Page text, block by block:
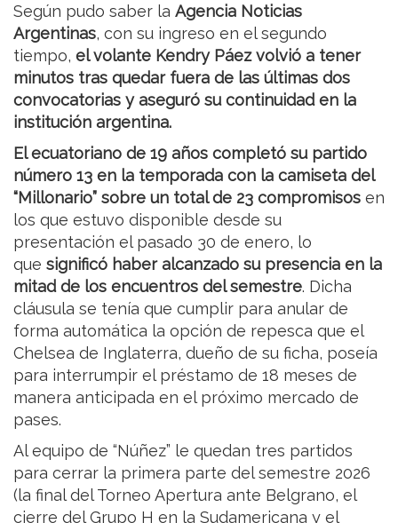
Según pudo saber la Agencia Noticias
Argentinas, con su ingreso en el segundo
tiempo, el volante Kendry Páez volvió a tener
minutos tras quedar fuera de las últimas dos
convocatorias y aseguró su continuidad en la
institución argentina.
El ecuatoriano de 19 años completó su partido
número 13 en la temporada con la camiseta del
“Millonario” sobre un total de 23 compromisos en
los que estuvo disponible desde su
presentación el pasado 30 de enero, lo
que significó haber alcanzado su presencia en la
mitad de los encuentros del semestre. Dicha
cláusula se tenía que cumplir para anular de
forma automática la opción de repesca que el
Chelsea de Inglaterra, dueño de su ficha, poseía
para interrumpir el préstamo de 18 meses de
manera anticipada en el próximo mercado de
pases.
Al equipo de “Núñez” le quedan tres partidos
para cerrar la primera parte del semestre 2026
(la final del Torneo Apertura ante Belgrano, el
cierre del Grupo H en la Sudamericana y el